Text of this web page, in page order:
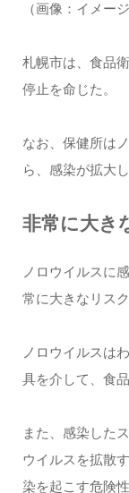
（画像：イメージ
札幌市は、食品
停止を命じた。
なお、保健所は
ら、感染が拡大
非常に大き
ノロウイルスに
常に大きなリスク
ノロウイルスは
具を介して、食
また、感染した
ウイルスを拡散
染を起こす危険性